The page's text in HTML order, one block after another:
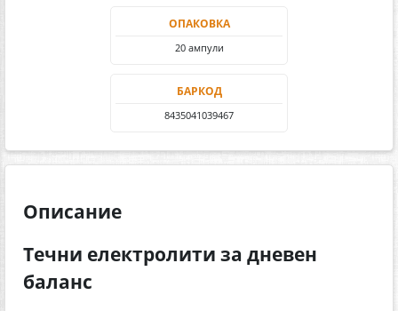
ОПАКОВКА
20 ампули
БАРКОД
8435041039467
Описание
Течни електролити за дневен
баланс